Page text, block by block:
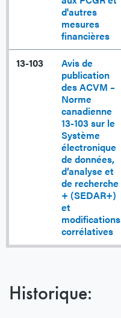
d'autres
mesures
financières
13-103
Avis de
publication
des ACVM –
Norme
canadienne
13-103 sur le
Système
électronique
de données,
d’analyse et
de recherche
+ (SEDAR+)
et
modifications
corrélatives
Historique: